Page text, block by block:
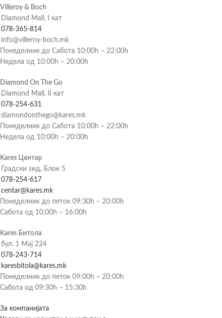
Villeroy & Boch
Diamond Mall, I кат
078-365-814
info@villeroy-boch.mk
Понеделник до Сабота 10:00h – 22:00h
Недела од 10:00h – 20:00h
Diamond On The Go
Diamond Mall, II кат
078-254-631
diamondonthego@kares.mk
Понеделник до Сабота 10:00h – 22:00h
Недела од 10:00h – 20:00h
Kares Центар
Градски ѕид, Блок 5
078-254-617
centar@kares.mk
Понеделник до петок 09:30h – 20:00h
Сабота од 10:00h – 16:00h
Kares Битола
бул. 1 Мај 224
078-243-714
karesbitola@kares.mk
Понеделник до петок 09:00h – 20:00h
Сабота од 09:30h – 15:30h
За компанијата